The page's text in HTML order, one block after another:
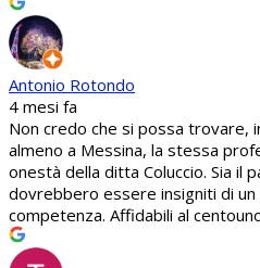
Antonio Rotondo
4 mesi fa
Non credo che si possa trovare,
almeno a Messina, la stessa
onestà della ditta Coluccio. Sia il
dovrebbero essere insigniti di
competenza. Affidabili al